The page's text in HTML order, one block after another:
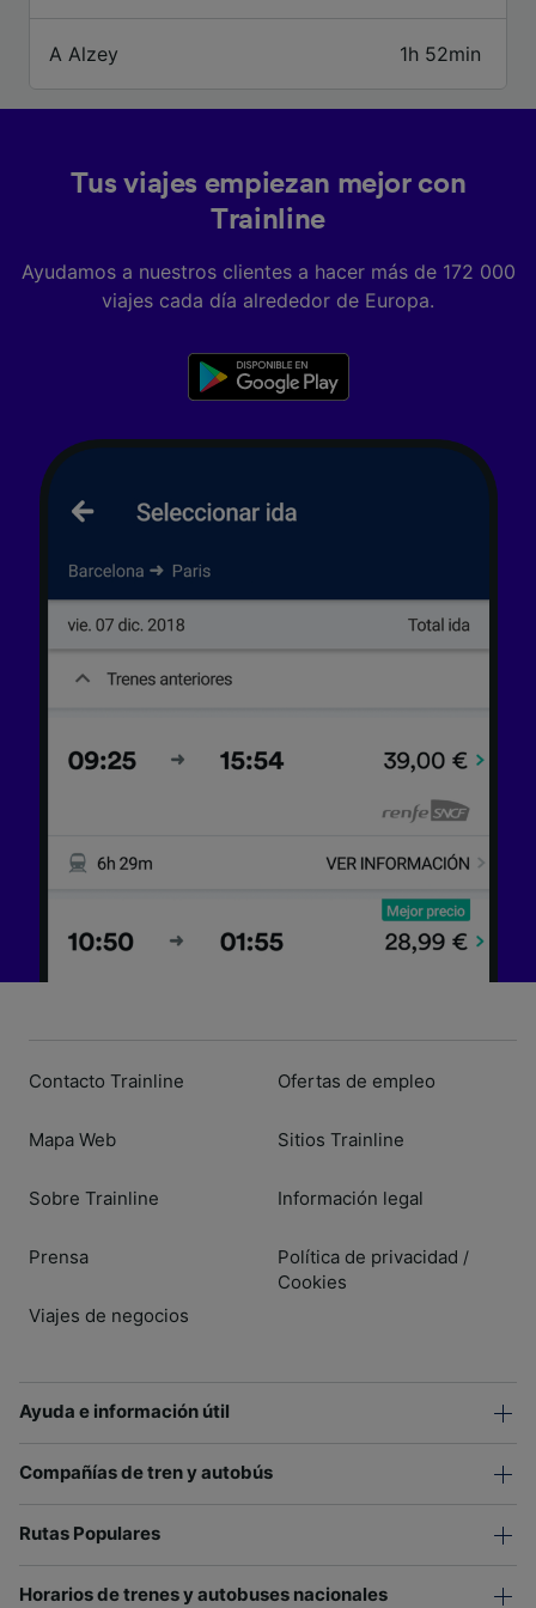
A Alzey 1h 52min
Tus viajes empiezan mejor con
Trainline
Ayudamos a nuestros clientes a hacer más de 172 000
viajes cada día alrededor de Europa.
Contacto Trainline
Mapa Web
Sobre Trainline
Prensa
Viajes de negocios
Ofertas de empleo
Sitios Trainline
Información legal
Política de privacidad /
Cookies
Ayuda e información útil
Compañías de tren y autobús
Rutas Populares
Horarios de trenes y autobuses nacionales
dispositivo y/o acceder a ella. Publicidad y
publicidad y contenido, investigación de
Lista de asociados (proveedores)